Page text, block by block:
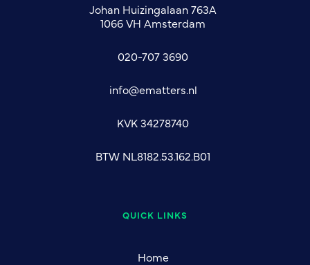
Johan Huizingalaan 763A
1066 VH Amsterdam
020-707 3690
info@ematters.nl
KVK 34278740
BTW NL8182.53.162.B01
QUICK LINKS
Home